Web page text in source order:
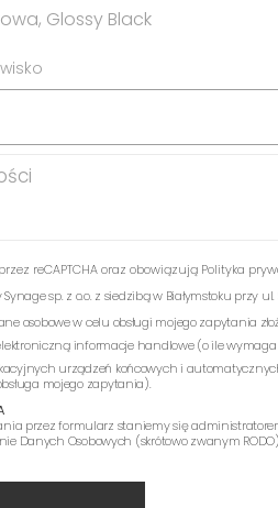
Glossy Black
reCAPTCHA oraz obowiązują Polityka
sp. z o.o. z siedzibą w Białymstoku przy ul.
osobowe w celu obsługi mojego zapytania
elektroniczną informacje handlowe (o ile
urządzeń końcowych i
mojego zapytania).
przez formularz staniemy się
Danych Osobowych (skrótowo zwanym